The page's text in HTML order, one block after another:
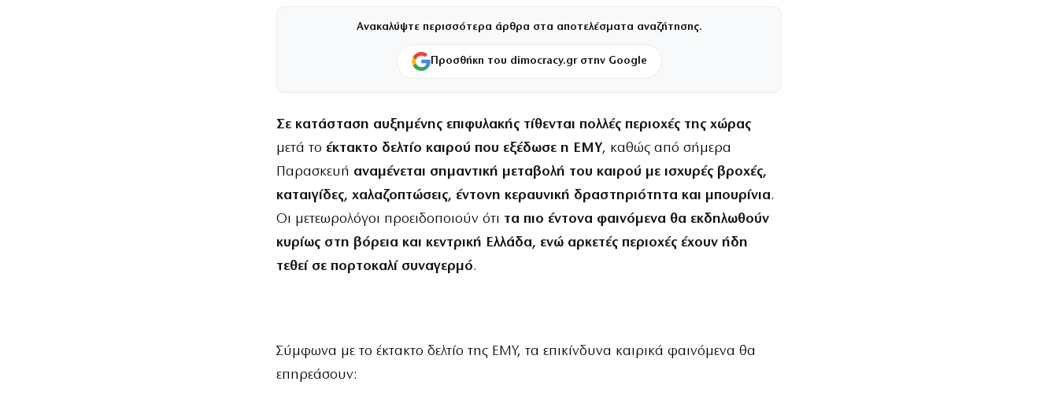
Ανακαλύψτε περισσότερα άρθρα στα αποτελέσματα αναζήτησης.
Προσθήκη του dimocracy.gr στην Google
Σε κατάσταση αυξημένης επιφυλακής τίθενται πολλές περιοχές της χώρας
μετά το έκτακτο δελτίο καιρού που εξέδωσε η ΕΜΥ, καθώς από σήμερα
Παρασκευή αναμένεται σημαντική μεταβολή του καιρού με ισχυρές βροχές,
καταιγίδες, χαλαζοπτώσεις, έντονη κεραυνική δραστηριότητα και μπουρίνια.
Οι μετεωρολόγοι προειδοποιούν ότι τα πιο έντονα φαινόμενα θα εκδηλωθούν
κυρίως στη βόρεια και κεντρική Ελλάδα, ενώ αρκετές περιοχές έχουν ήδη
τεθεί σε πορτοκαλί συναγερμό.
Σύμφωνα με το έκτακτο δελτίο της ΕΜΥ, τα επικίνδυνα καιρικά φαινόμενα θα
επηρεάσουν: